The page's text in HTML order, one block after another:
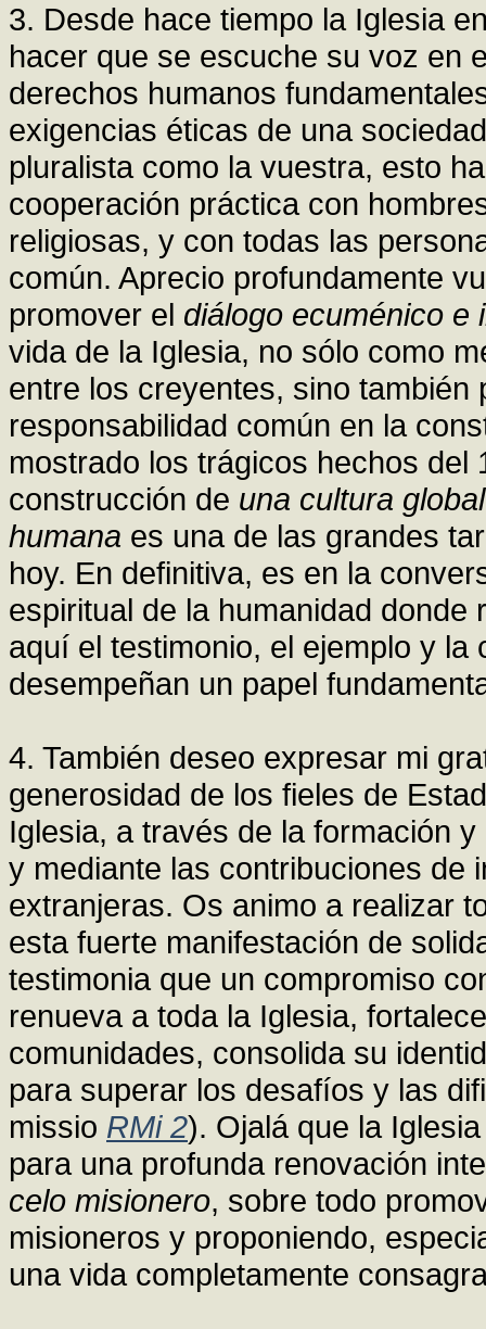
3. Desde hace tiempo la Iglesia
hacer que se escuche su voz en
derechos humanos
exigencias éticas de una
pluralista como la vuestra, esto
cooperación práctica con
religiosas, y con todas las
común. Aprecio profundamente
promover el diálogo ecuménico e
vida de la Iglesia, no sólo como
entre los creyentes, sino también
responsabilidad común en la
mostrado los trágicos hechos del
construcción de una cultura
humana es una de las grandes
hoy. En definitiva, es en la
espiritual de la humanidad
aquí el testimonio, el ejemplo y
desempeñan un papel
4. También deseo expresar mi
generosidad de los fieles de
Iglesia, a través de la formación
y mediante las contribuciones de
extranjeras. Os animo a realizar
esta fuerte manifestación de
testimonia que un compromiso
renueva a toda la Iglesia,
comunidades, consolida su
para superar los desafíos y las
missio RMi 2). Ojalá que la
para una profunda renovación
celo misionero, sobre todo
misioneros y proponiendo,
una vida completamente